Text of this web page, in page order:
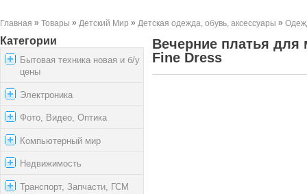
Главная » Товары » Детский Мир » Детская одежда, обувь, аксессуары »
Категории
Бытовая техника новая и б/у
цены
Электроника
Фото, Видео, Оптика
Компьютерный мир
Недвижимость
Транспорт, Запчасти, ГСМ
Вечерние платья для
Fine Dress